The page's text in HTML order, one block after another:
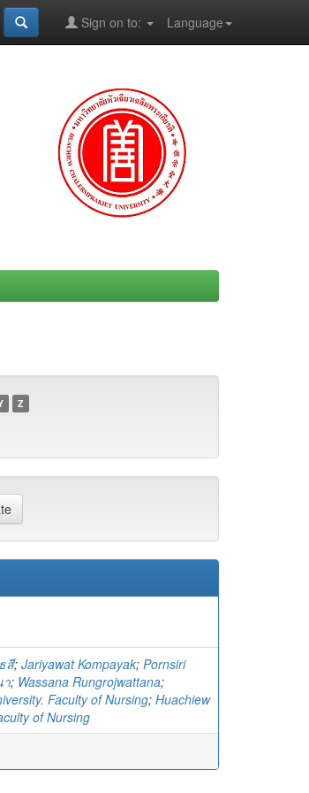
Language
Sign on to:
Z
สี; Jariyawat Kompayak; Pornsiri
า; Wassana Rungrojwattana;
Faculty of Nursing; Huachiew
of Nursing